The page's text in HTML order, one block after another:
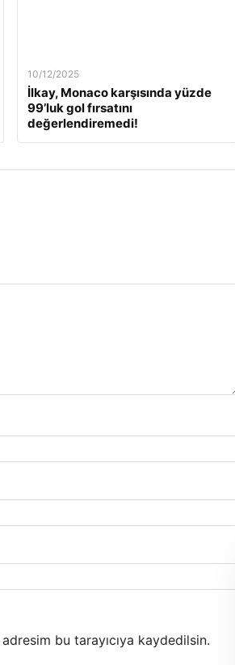
10/12/2025
İlkay, Monaco karşısında yüzde
99’luk gol fırsatını
değerlendiremedi!
bu tarayıcıya kaydedilsin.